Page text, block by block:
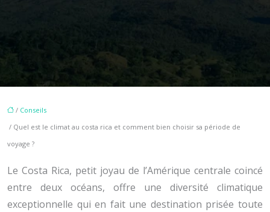
/ Conseils
/ Quel est le climat au costa rica et comment bien choisir sa période de
voyage ?
Le Costa Rica, petit joyau de l’Amérique centrale coincé
entre deux océans, offre une diversité climatique
exceptionnelle qui en fait une destination prisée toute